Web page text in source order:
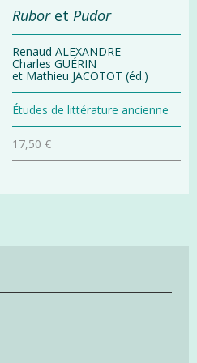
Ruboret Pudor
Renaud ALEXANDRE
Charles GUÉRIN
et Mathieu JACOTOT (éd.)
Études de littérature ancienne
17,50 €